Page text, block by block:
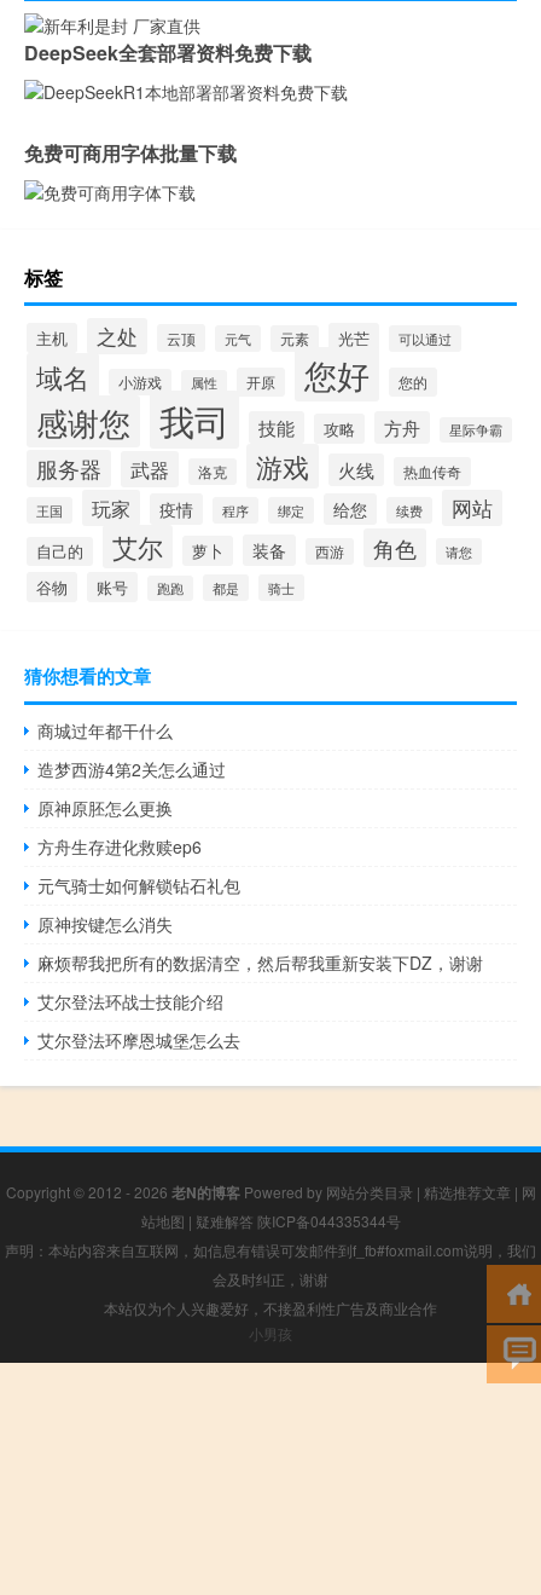
DeepSeek全套部署资料免费下载
免费可商用字体批量下载
标签
主机 之处 云顶 元气 元素 光芒 可以通过
域名 小游戏 属性 开原 您好 您的
感谢您 我司 技能 攻略 方舟 星际争霸
服务器 武器 洛克 游戏 火线 热血传奇
王国 玩家 疫情 程序 绑定 给您 续费 网站
自己的 艾尔 萝卜 装备 西游 角色 请您
谷物 账号 跑跑 都是 骑士
猜你想看的文章
商城过年都干什么
造梦西游4第2关怎么通过
原神原胚怎么更换
方舟生存进化救赎ep6
元气骑士如何解锁钻石礼包
原神按键怎么消失
麻烦帮我把所有的数据清空，然后帮我重新安装下DZ，谢谢
艾尔登法环战士技能介绍
艾尔登法环摩恩城堡怎么去
Copyright © 2012 - 2026 老N的博客Powered by 网站分类目录 | 精选推荐文章 | 网
站地图 | 疑难解答 陕ICP备044335344号
声明：本站内容来自互联网，如信息有错误可发邮件到f_fb#foxmail.com说明，我们
会及时纠正，谢谢
本站仅为个人兴趣爱好，不接盈利性广告及商业合作
小男孩